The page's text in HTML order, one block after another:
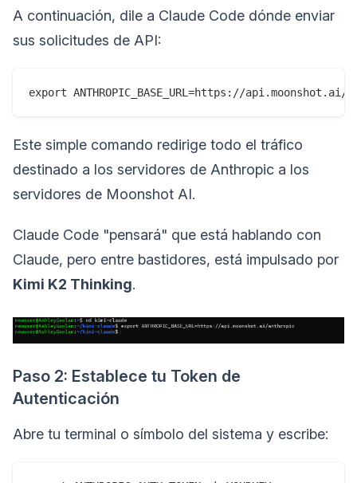
A continuación, dile a Claude Code dónde enviar
sus solicitudes de API:
Este simple comando redirige todo el tráfico
destinado a los servidores de Anthropic a los
servidores de Moonshot AI.
Claude Code "pensará" que está hablando con
Claude, pero entre bastidores, está impulsado por
Kimi K2 Thinking.
Paso 2: Establece tu Token de
Autenticación
Abre tu terminal o símbolo del sistema y escribe: